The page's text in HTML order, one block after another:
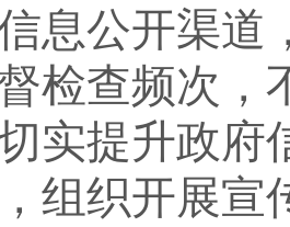
息公开渠道
检查频次，
实提升政府
组织开展宣